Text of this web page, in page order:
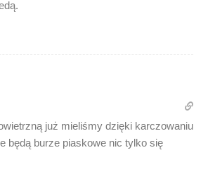
już mieliśmy dzięki karczowaniu
będą burze piaskowe nic tylko się